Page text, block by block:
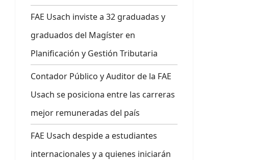
FAE Usach inviste a 32 graduadas y
graduados del Magíster en
Planificación y Gestión Tributaria
Contador Público y Auditor de la FAE
Usach se posiciona entre las carreras
mejor remuneradas del país
FAE Usach despide a estudiantes
internacionales y a quienes iniciarán